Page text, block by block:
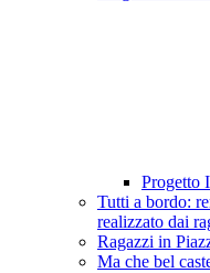
Progetto
Tutti a bordo:
realizzato dai
Ragazzi in
Ma che bel